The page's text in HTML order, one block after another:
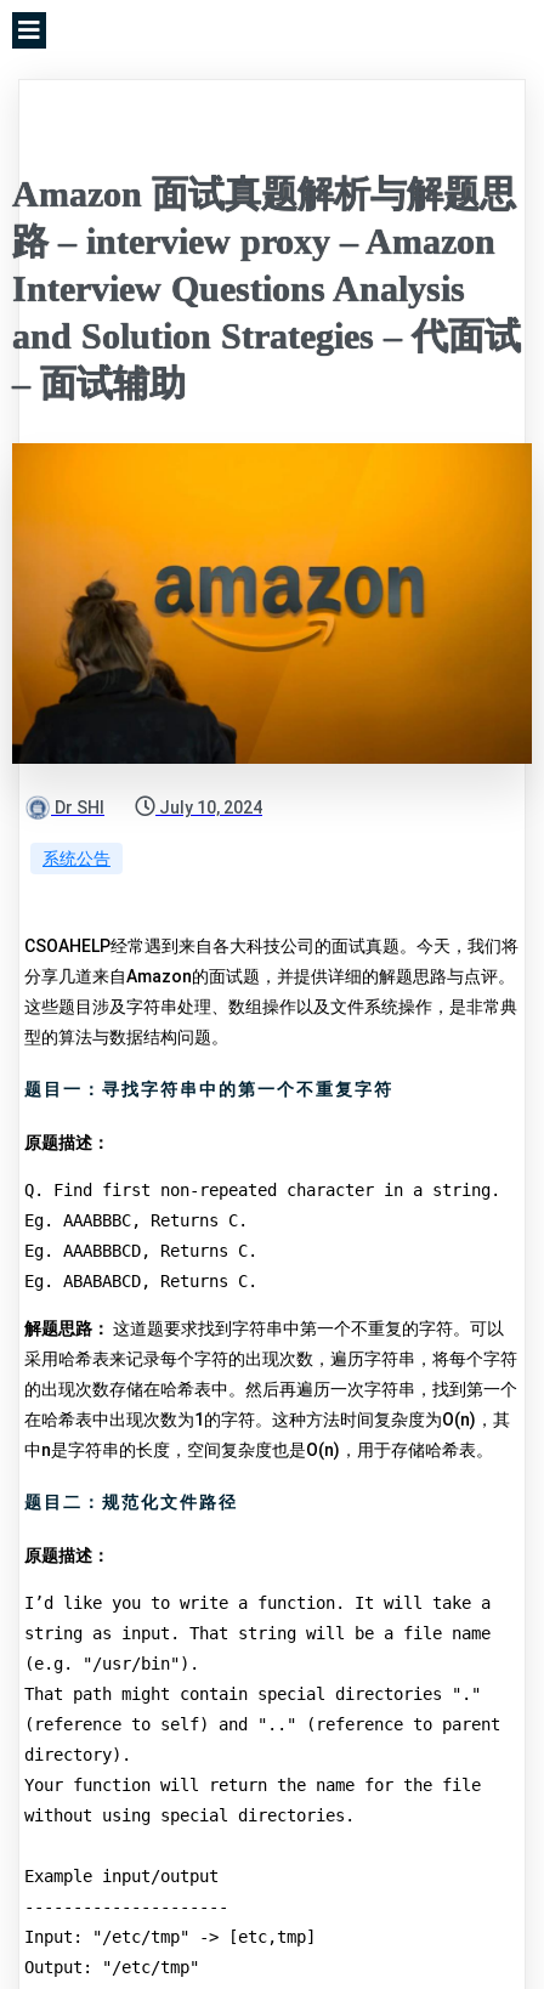
Amazon 面试真题解析与解题思
路 – interview proxy – Amazon
Interview Questions Analysis
and Solution Strategies – 代面试
– 面试辅助
Dr SHI July 10, 2024
系统公告
CSOAHELP经常遇到来自各大科技公司的面试真题。今天，我们将
分享几道来自Amazon的面试题，并提供详细的解题思路与点评。
这些题目涉及字符串处理、数组操作以及文件系统操作，是非常典
型的算法与数据结构问题。
题目一：寻找字符串中的第一个不重复字符
原题描述：
Q. Find first non-repeated character in a string.
Eg. AAABBBC, Returns C.
Eg. AAABBBCD, Returns C.
Eg. ABABABCD, Returns C.
解题思路： 这道题要求找到字符串中第一个不重复的字符。可以
采用哈希表来记录每个字符的出现次数，遍历字符串，将每个字符
的出现次数存储在哈希表中。然后再遍历一次字符串，找到第一个
在哈希表中出现次数为1的字符。这种方法时间复杂度为O(n)，其
中n是字符串的长度，空间复杂度也是O(n)，用于存储哈希表。
题目二：规范化文件路径
原题描述：
I’d like you to write a function. It will take a
string as input. That string will be a file name
(e.g. "/usr/bin").
That path might contain special directories "."
(reference to self) and ".." (reference to parent
directory).
Your function will return the name for the file
without using special directories.
Example input/output
---------------------
Input: "/etc/tmp" -> [etc,tmp]
Output: "/etc/tmp"